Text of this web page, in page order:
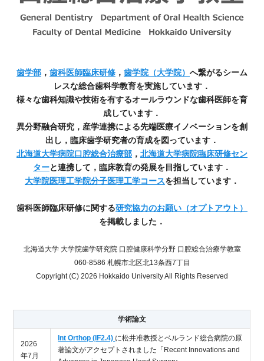
歯学部 ， 歯科医師臨床研修 ， 歯学院（大学院） へ繋がるシーム
レスな総合歯科学教育を実施しています．
様々な歯科知識や技術を有するオールラウンドな歯科医師を育
成しています．
異分野融合研究，産学連携による先端医療イノベーションを創
出し，臨床歯学研究者の育成を図っています．
北海道大学病院口腔総合治療部 ， 北海道大学病院臨床研修セン
ターと連携して，臨床教育の発展を目指しています．
大学院医理工学院分子医理工学コースを担当しています．
歯科医師臨床研修に関する研究協力のお願い（オプトアウト）
を掲載しました．
北海道大学 大学院歯学研究院 口腔健康科学分野 口腔総合治療学教室
060-8586 札幌市北区北13条西7丁目
Copyright (C) 2026 Hokkaido University All Rights Reserved
学術論文
2026
年7月
Int Orthop (IF2.4) に松井准教授とベルランド総合病院の原
著論文がアクセプトされました「Recent Innovations and